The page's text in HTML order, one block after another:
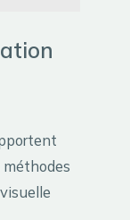
méthodes